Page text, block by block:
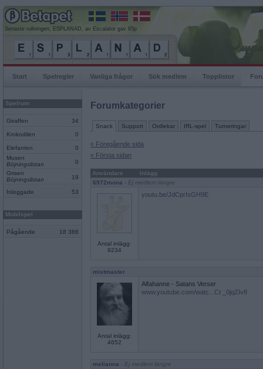
Senaste rullningen, ESPLANAD, av Escalator gav 65p
Start Spelregler Vanliga frågor Sök medlem Topplistor
Spelrum
Giraffen 34
Krokodilen 0
Elefanten
0
Musen
Böjningslistan
0
Grisen
Böjningslistan
19
Inloggade 53
Mobilspel
Pågående 18 386
Forumkategorier
Snack Support Ordlekar IRL-spel Turneringar
« Föregående sida
« Första sidan
Användare
Inlägg
6972mona - Ej medlem längre
Antal inlägg:
9234
youtu.be/JdCprIsGH9E
mistmaster
Antal inlägg:
4652
Alfahanne - Satans Verser
www.youtube.com/watc...Ct _0jqZIv8
melianna - Ej medlem längre